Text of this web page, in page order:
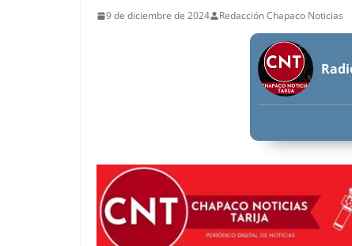
9 de diciembre de 2024 Redacción Chapaco Noticias